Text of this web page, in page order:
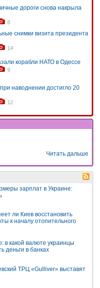
дороги снова накрыла
8
снимки визита президента
14
корабли НАТО в Одессе
9
наводнении достигло 20
12
Читать дальше
зарплат в Украине:
ли Киев восстановить
к началу отопительного
в какой валюте украинцы
деньги в банках
ТРЦ «Gulliver» выставят